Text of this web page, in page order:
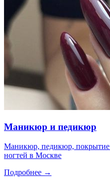
Маникюр и педикюр
Маникюр, педикюр, покрытие
ногтей в Москве
Подробнее →